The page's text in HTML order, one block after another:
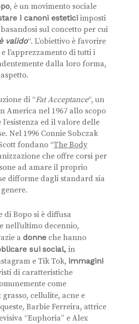
, è un movimento sociale
i canoni estetici imposti
sul concetto per cui
valido“. L’obiettivo è favorire
e l’apprezzamento di tutti i
dalla loro forma,
di “Fat Acceptance“, un
America nel 1967 allo scopo
ed il valore delle
Nel 1996 Connie Sobczak
fondano “The Body
che offre corsi per
ad amare il proprio
difforme dagli standard sia
di Bopo si è diffusa
nell’ultimo decennio,
a donne che hanno
sui social, in
e Tik Tok, immagini
di caratteristiche
come
: grasso, cellulite, acne e
Barbie Ferreira, attrice
“Euphoria” e Alex